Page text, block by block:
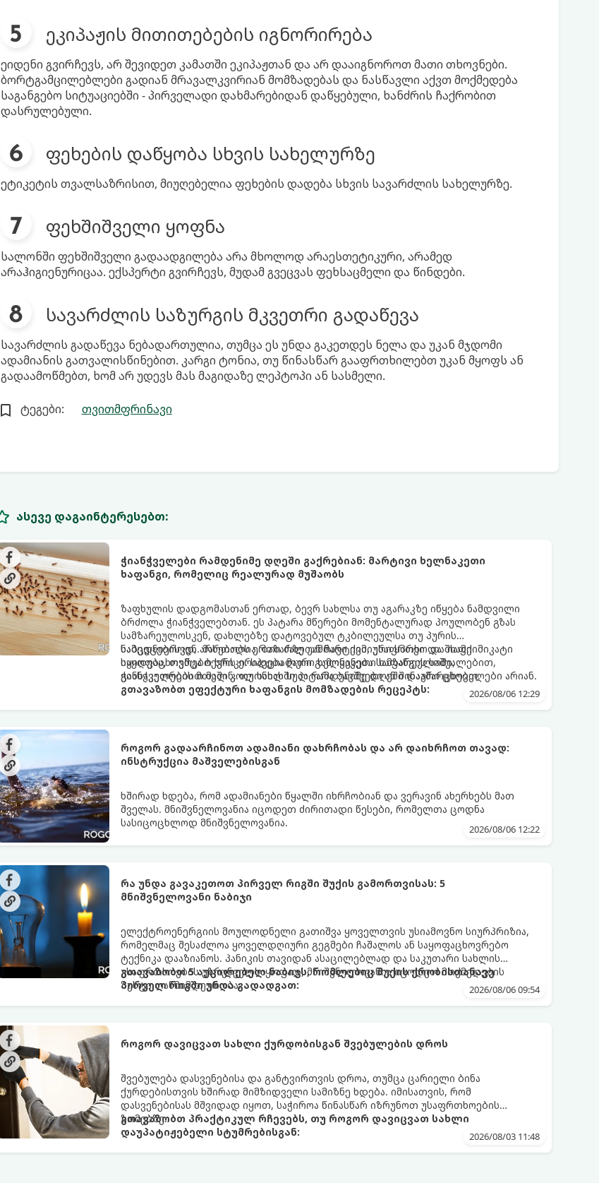
ეკიპაჟის მითითებების იგნორირება
ეიდენი გვირჩევს, არ შევიდეთ კამათში ეკიპაჟთან და არ დააიგნოროთ მათი თხოვნები.
ბორტგამცილებლები გადიან მრავალკვირიან მომზადებას და ნასწავლი აქვთ მოქმედება
საგანგებო სიტუაციებში - პირველადი დახმარებიდან დაწყებული, ხანძრის ჩაქრობით
დასრულებული.
ფეხების დაწყობა სხვის სახელურზე
ეტიკეტის თვალსაზრისით, მიუღებელია ფეხების დადება სხვის სავარძლის სახელურზე.
ფეხშიშველი ყოფნა
სალონში ფეხშიშველი გადაადგილება არა მხოლოდ არაესთეტიკური, არამედ
არაჰიგიენურიცაა. ექსპერტი გვირჩევს, მუდამ გვეცვას ფეხსაცმელი და წინდები.
სავარძლის საზურგის მკვეთრი გადაწევა
სავარძლის გადაწევა ნებადართულია, თუმცა ეს უნდა გაკეთდეს ნელა და უკან მჯდომი
ადამიანის გათვალისწინებით. კარგი ტონია, თუ წინასწარ გააფრთხილებთ უკან მყოფს ან
გადაამოწმებთ, ხომ არ უდევს მას მაგიდაზე ლეპტოპი ან სასმელი.
ტეგები: თვითმფრინავი
ასევე დაგაინტერესებთ:
ჭიანჭველები რამდენიმე დღეში გაქრებიან: მარტივი ხელნაკეთი
ხაფანგი, რომელიც რეალურად მუშაობს
ზაფხულის დადგომასთან ერთად, ბევრ სახლსა თუ აგარაკზე იწყება ნამდვილი
ბრძოლა ჭიანჭველებთან. ეს პატარა მწერები მომენტალურად პოულობენ გზას
სამზარეულოსკენ, დახლებზე დატოვებულ ტკბილეულსა თუ პურის
ნამცეცებისკენ. მართალია, ბაზარზე უამრავი ქიმიური სპრეი და შხამქიმიკატი
იყიდება, თუმცა ბევრს ერიდება მათი გამოყენება სამზარეულოში,
განსაკუთრებით მაშინ, თუ სახლში პატარა ბავშვები ან შინაური ცხოველები არიან.
საბედნიეროდ, არსებობს ერთი ძალიან მარტივი, უსაფრთხო და იაფი
საყოფაცხოვრებო ხრიკი. სპეციალური ხელნაკეთი ხაფანგის საშუალებით,
ჭიანჭველების მთელ კოლონიას სულ რამდენიმე დღეში დაამარცხებთ.
გთავაზობთ ეფექტური ხაფანგის მომზადების რეცეპტს:
2026/08/06 12:29
როგორ გადაარჩინოთ ადამიანი დახრჩობას და არ დაიხრჩოთ თავად:
ინსტრუქცია მაშველებისგან
ხშირად ხდება, რომ ადამიანები წყალში იხრჩობიან და ვერავინ ახერხებს მათ
შველას. მნიშვნელოვანია იცოდეთ ძირითადი წესები, რომელთა ცოდნა
სასიცოცხლოდ მნიშვნელოვანია.
2026/08/06 12:22
რა უნდა გავაკეთოთ პირველ რიგში შუქის გამორთვისას: 5
მნიშვნელოვანი ნაბიჯი
ელექტროენერგიის მოულოდნელი გათიშვა ყოველთვის უსიამოვნო სიურპრიზია,
რომელმაც შესაძლოა ყოველდღიური გეგმები ჩაშალოს ან საყოფაცხოვრებო
ტექნიკა დააზიანოს. პანიკის თავიდან ასაცილებლად და საკუთარი სახლის
უსაფრთხოების უზრუნველსაყოფად, მნიშვნელოვანია იცოდეთ მოქმედების
ზუსტი თანმიმდევრობა.
გთავაზობთ 5 აუცილებელ ნაბიჯს, რომლებიც შუქის ქრობისთანავე
პირველ რიგში უნდა გადადგათ:
2026/08/06 09:54
როგორ დავიცვათ სახლი ქურდობისგან შვებულების დროს
შვებულება დასვენებისა და განტვირთვის დროა, თუმცა ცარიელი ბინა
ქურდებისთვის ხშირად მიმზიდველი სამიზნე ხდება. იმისათვის, რომ
დასვენებისას მშვიდად იყოთ, საჭიროა წინასწარ იზრუნოთ უსაფრთხოების
ზომებზე.
გთავაზობთ პრაქტიკულ რჩევებს, თუ როგორ დავიცვათ სახლი
დაუპატიჟებელი სტუმრებისგან:
2026/08/03 11:48